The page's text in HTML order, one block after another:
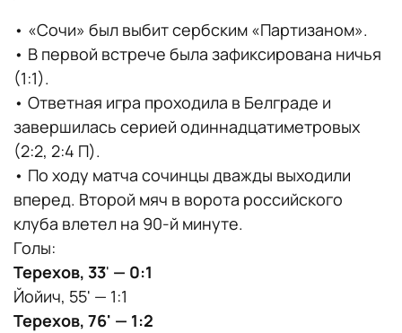
• «Сочи» был выбит сербским «Партизаном».
• В первой встрече была зафиксирована ничья
(1:1).
• Ответная игра проходила в Белграде и
завершилась серией одиннадцатиметровых
(2:2, 2:4 П).
• По ходу матча сочинцы дважды выходили
вперед. Второй мяч в ворота российского
клуба влетел на 90-й минуте.
Голы:
Терехов, 33' — 0:1
Йойич, 55' — 1:1
Терехов, 76' — 1:2